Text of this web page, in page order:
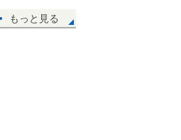
もっと見る